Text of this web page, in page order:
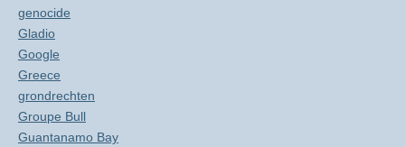
genocide
Gladio
Google
Greece
grondrechten
Groupe Bull
Guantanamo Bay